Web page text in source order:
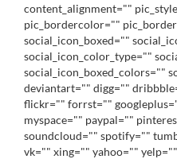
content_alignment=""
pic_bordercolor=""
social_icon_boxed=""
social_icon_color_type=""
social_icon_boxed_colors=""
deviantart="" digg=""
flickr="" forrst=""
myspace="" paypal=""
soundcloud="" spotify=""
vk="" xing="" yahoo=""